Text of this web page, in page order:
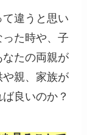
違うと思い
た時や、子
たの両親が
や親、家族が
良いのか？